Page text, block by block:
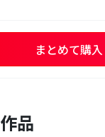
まとめて購入
品